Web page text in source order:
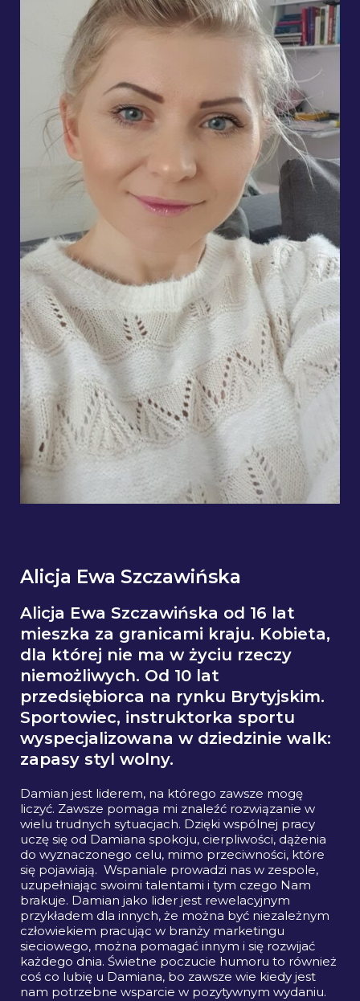
Alicja Ewa Szczawińska
Alicja Ewa Szczawińska od 16 lat
mieszka za granicami kraju. Kobieta,
dla której nie ma w życiu rzeczy
niemożliwych. Od 10 lat
przedsiębiorca na rynku Brytyjskim.
Sportowiec, instruktorka sportu
wyspecjalizowana w dziedzinie walk:
zapasy styl wolny.
Damian jest liderem, na którego zawsze mogę
liczyć. Zawsze pomaga mi znaleźć rozwiązanie w
wielu trudnych sytuacjach. Dzięki wspólnej pracy
uczę się od Damiana spokoju, cierpliwości, dążenia
do wyznaczonego celu, mimo przeciwności, które
się pojawiają. Wspaniale prowadzi nas w zespole,
uzupełniając swoimi talentami i tym czego Nam
brakuje. Damian jako lider jest rewelacyjnym
przykładem dla innych, że można być niezależnym
człowiekiem pracując w branży marketingu
sieciowego, można pomagać innym i się rozwijać
każdego dnia. Świetne poczucie humoru to również
coś co lubię u Damiana, bo zawsze wie kiedy jest
nam potrzebne wsparcie w pozytywnym wydaniu.